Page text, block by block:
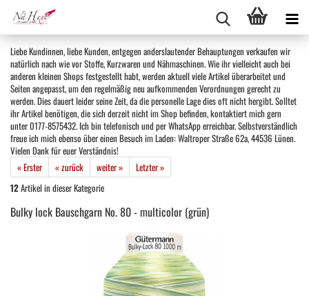
Liebe Kundinnen, liebe Kunden, entgegen anderslautender Behauptungen verkaufen wir
natürlich nach wie vor Stoffe, Kurzwaren und Nähmaschinen. Wie ihr vielleicht auch bei
anderen kleinen Shops festgestellt habt, werden aktuell viele Artikel überarbeitet und
Seiten angepasst, um den regelmäßig neu aufkommenden Verordnungen gerecht zu
werden. Dies dauert leider seine Zeit, da die personelle Lage dies oft nicht hergibt. Solltet
ihr Artikel benötigen, die sich derzeit nicht im Shop befinden, kontaktiert mich gern
unter 0177-8575432. Ich bin telefonisch und per WhatsApp erreichbar. Selbstverständlich
freue ich mich ebenso über einen Besuch im Laden: Waltroper Straße 62a, 44536 Lünen.
Vielen Dank für euer Verständnis!
« Erster
« zurück weiter »
Letzter »
12Artikel in dieser Kategorie
Bulky lock Bauschgarn No. 80 - multicolor (grün)